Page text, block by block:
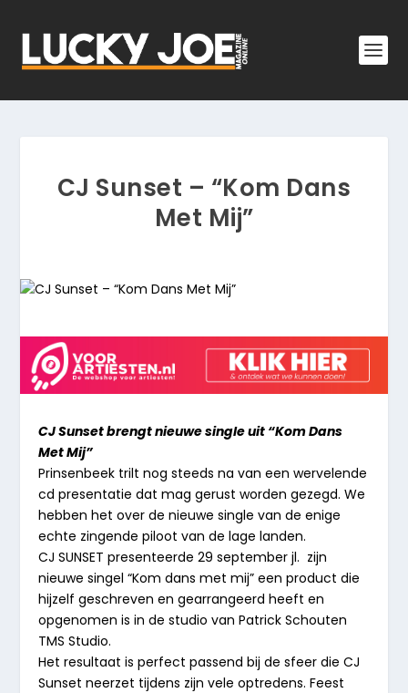
CJ Sunset – “Kom Dans
Met Mij”
CJ Sunset brengt nieuwe single uit “Kom Dans
Met Mij”
Prinsenbeek trilt nog steeds na van een wervelende
cd presentatie dat mag gerust worden gezegd. We
hebben het over de nieuwe single van de enige
echte zingende piloot van de lage landen.
CJ SUNSET presenteerde 29 september jl. zijn
nieuwe singel “Kom dans met mij” een product die
hijzelf geschreven en gearrangeerd heeft en
opgenomen is in de studio van Patrick Schouten
TMS Studio.
Het resultaat is perfect passend bij de sfeer die CJ
Sunset neerzet tijdens zijn vele optredens. Feest